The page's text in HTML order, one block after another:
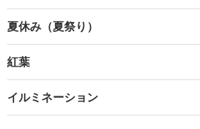
夏休み（夏祭り）
紅葉
イルミネーション